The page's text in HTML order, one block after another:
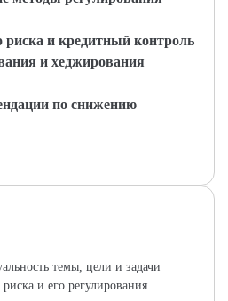
риска и кредитный контроль
и хеджирования
по снижению
темы, цели и задачи
и его регулирования.